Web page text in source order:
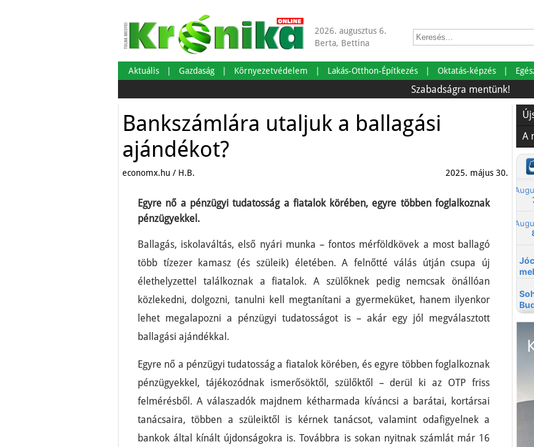
2026. augusztus 6.
Berta, Bettina
Aktuális Gazdaság Környezetvédelem Lakás-Otthon-Építkezés Oktatás-képzés
Szabadságra mentünk!
Bankszámlára utaljuk a ballagási
ajándékot?
economx.hu / H.B. 2025. május 30.
Egyre nő a pénzügyi tudatosság a fiatalok körében, egyre többen foglalkoznak
pénzügyekkel.
Ballagás, iskolaváltás, első nyári munka – fontos mérföldkövek a most ballagó
több tízezer kamasz (és szüleik) életében. A felnőtté válás útján csupa új
élethelyzettel találkoznak a fiatalok. A szülőknek pedig nemcsak önállóan
közlekedni, dolgozni, tanulni kell megtanítani a gyermeküket, hanem ilyenkor
lehet megalapozni a pénzügyi tudatosságot is – akár egy jól megválasztott
ballagási ajándékkal.
Egyre nő a pénzügyi tudatosság a fiatalok körében, és egyre többen foglalkoznak
pénzügyekkel, tájékozódnak ismerősöktől, szülőktől – derül ki az OTP friss
felmérésből. A válaszadók majdnem kétharmada kíváncsi a barátai, kortársai
tanácsaira, többen a szüleiktől is kérnek tanácsot, valamint odafigyelnek a
bankok által kínált újdonságokra is. Továbbra is sokan nyitnak számlát már 16
A